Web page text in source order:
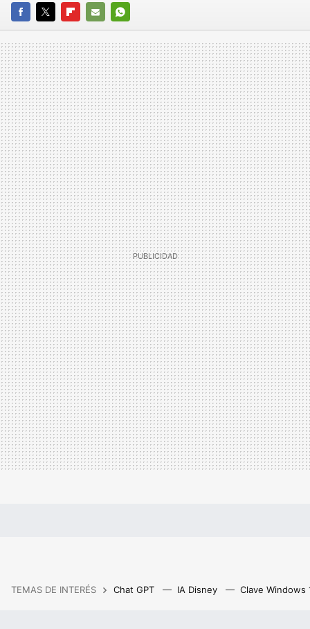
FACEBOOK
TWITTERFLIPBOARD
E-
MAIL
WHATSAPP
TEMAS DE INTERÉS Chat GPT IA Disney Clave Windows